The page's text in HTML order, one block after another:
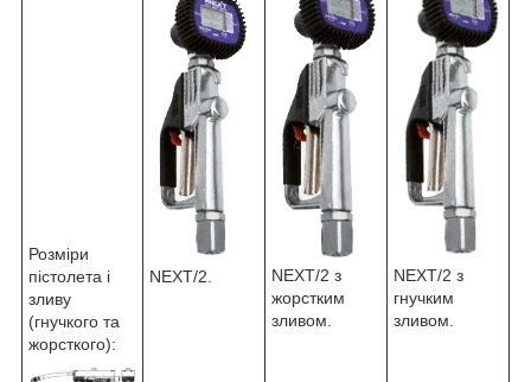
Розміри
пістолета і
зливу
(гнучкого та
жорсткого):
NEXT/2.
NEXT/2 з
жорстким
зливом.
NEXT/2 з
гнучким
зливом.